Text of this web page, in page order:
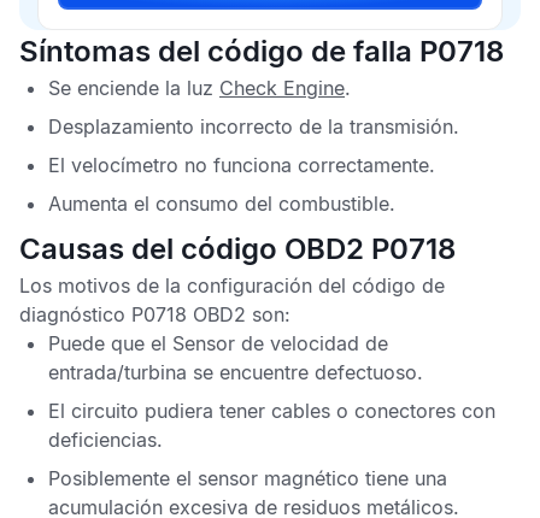
Síntomas del código de falla P0718
Se enciende la luz Check Engine.
Desplazamiento incorrecto de la transmisión.
El velocímetro no funciona correctamente.
Aumenta el consumo del combustible.
Causas del código OBD2 P0718
Los motivos de la configuración del código de
diagnóstico P0718 OBD2 son:
Puede que el Sensor de velocidad de
entrada/turbina se encuentre defectuoso.
El circuito pudiera tener cables o conectores con
deficiencias.
Posiblemente el sensor magnético tiene una
acumulación excesiva de residuos metálicos.